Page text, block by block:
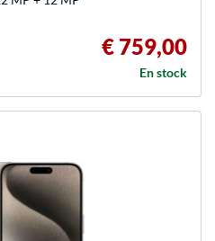
€ 759,00
En stock